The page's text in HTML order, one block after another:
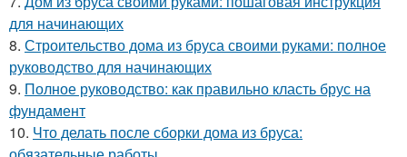
для начинающих
8. Строительство дома из бруса своими руками: полное
руководство для начинающих
9. Полное руководство: как правильно класть брус на
фундамент
10. Что делать после сборки дома из бруса: